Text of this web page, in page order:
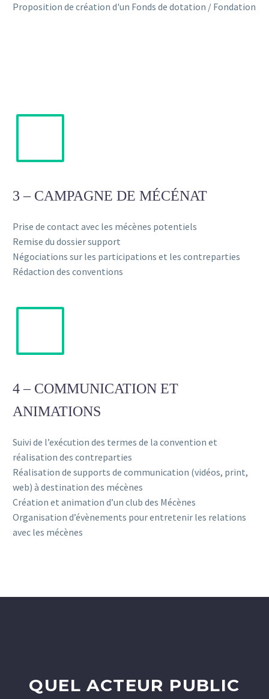
Proposition de création d'un Fonds de dotation / Fondation
3 – CAMPAGNE DE MÉCÉNAT
Prise de contact avec les mécènes potentiels
Remise du dossier support
Négociations sur les participations et les contreparties
Rédaction des conventions
4 – COMMUNICATION ET
ANIMATIONS
Suivi de l’exécution des termes de la convention et
réalisation des contreparties
Réalisation de supports de communication (vidéos, print,
web) à destination des mécènes
Création et animation d’un club des Mécènes
Organisation d’évènements pour entretenir les relations
avec les mécènes
QUEL ACTEUR PUBLIC